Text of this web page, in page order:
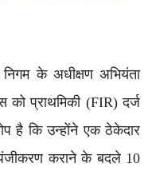
के अधीक्षण अभियंता
प्राथमिकी (FIR) दर्ज
है कि उन्होंने एक ठेकेदार
पंजीकरण कराने के बदले 10